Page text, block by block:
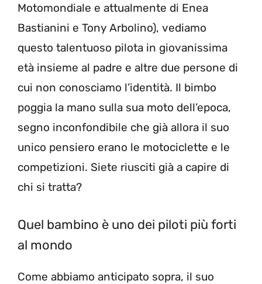
Motomondiale e attualmente di Enea
Bastianini e Tony Arbolino), vediamo
questo talentuoso pilota in giovanissima
età insieme al padre e altre due persone di
cui non conosciamo l’identità. Il bimbo
poggia la mano sulla sua moto dell’epoca,
segno inconfondibile che già allora il suo
unico pensiero erano le motociclette e le
competizioni. Siete riusciti già a capire di
chi si tratta?
Quel bambino è uno dei piloti più forti
al mondo
Come abbiamo anticipato sopra, il suo